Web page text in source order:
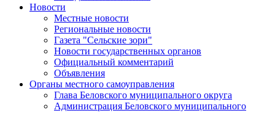
Новости
Местные новости
Региональные новости
Газета "Сельские зори"
Новости государственных органов
Официальный комментарий
Объявления
Органы местного самоуправления
Глава Беловского муниципального округа
Администрация Беловского муниципального